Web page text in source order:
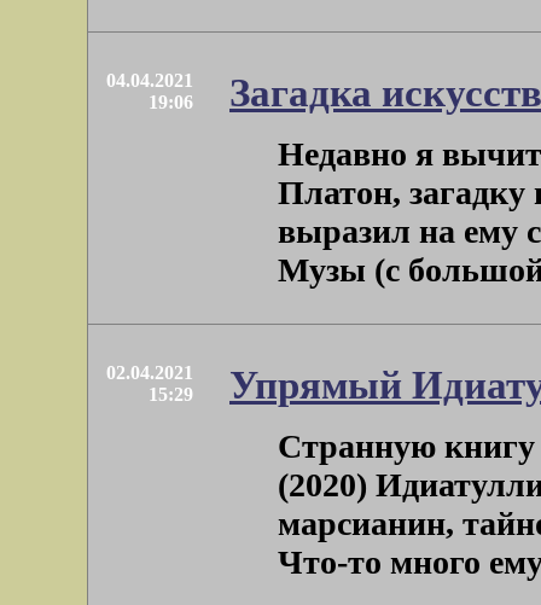
04.04.2021
19:06
Загадка
Недавно я
Платон, загадку
выразил на ему
Музы (с
02.04.2021
15:29
Упрямый
Странную
(2020)
марсианин,
Что-то много